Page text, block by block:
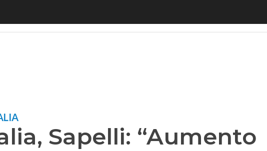
Sapelli: “Aumento